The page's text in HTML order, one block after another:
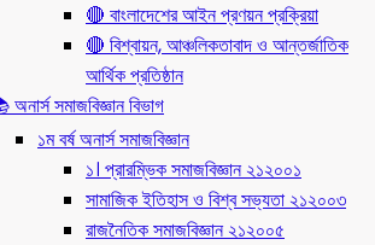
🔴 বাংলাদেশের আইন প্রণয়ন প্রক্রিয়া
🔴 বিশ্বায়ন, আঞ্চলিকতাবাদ ও আন্তর্জাতিক
আর্থিক প্রতিষ্ঠান
অনার্স সমাজবিজ্ঞান বিভাগ
১ম বর্ষ অনার্স সমাজবিজ্ঞান
১। প্রারম্ভিক সমাজবিজ্ঞান ২১২০০১
সামাজিক ইতিহাস ও বিশ্ব সভ্যতা ২১২০০৩
রাজনৈতিক সমাজবিজ্ঞান ২১২০০৫